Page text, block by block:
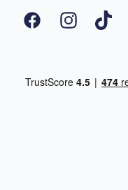
FacebookInstagram
Tiktok